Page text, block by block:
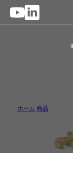
カプセ
ホーム 商品 バルク